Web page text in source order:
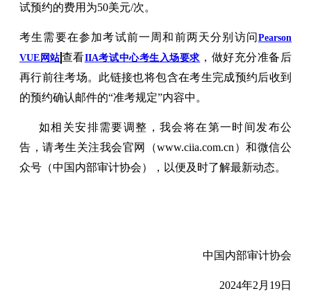
试预约的费用为50美元/次。
考生需要在参加考试前一周和前两天分别访问 Pearson
VUE网站查看IIA考试中心考生入场要求 ，做好充分准备后
再行前往考场。此链接也将包含在考生完成预约后收到
的预约确认邮件的“准考规定”内容中。
如相关安排需要调整，我会将在第一时间发布公
告，请考生关注我会官网（www.ciia.com.cn）和微信公
众号（中国内部审计协会），以便及时了解最新动态。
中国内部审计协会
2024年2月19日